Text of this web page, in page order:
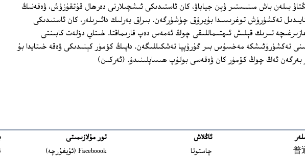
بىلەن باش مىنىستىر ۋېن جياباۋ، كان ئاستىدىكى ئىشچىلارنى دەرھال قۇتقۇزۇش، ۋەقەنىڭ
تەكشۈرۈش توغرىسىدا بۇيرۇق چۈشۈرگەن. بىراق يەرلىك دائىرىلەر، كان ئاستىدىكى
تىرىك قېلىش ئىھتىماللىقى چوڭ ئەمەس دەپ قارىماقتا. خىتاي دۆلەت كابىنتى
تەكشۈرۈئىشكە مەخسۇس بىر گۇرۇپپا تەشكىللىگەن. داپىڭ كۆمۈر كېنىدىكى ۋەقە خىتايدا بۇ
بەرگەن ئەڭ چوڭ كۆمۈر كان ۋەقەسى بولۇپ ھىساپلىنىدۇ. (ئەركىن)
普
ئاڭلاش
چاستوتا
تور مۇلازىمىتى
Faceboook (ئۇيغۇرچە)
in new window